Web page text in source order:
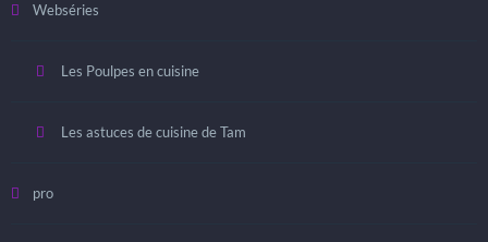
Webséries
Les Poulpes en cuisine
Les astuces de cuisine de Tam
pro